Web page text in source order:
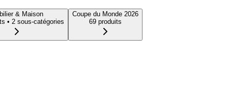
& Maison
s • 2 sous-catégories
Coupe du Monde 2026
69 produits